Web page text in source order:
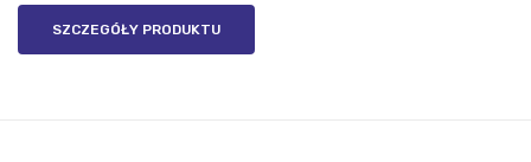
SZCZEGÓŁY PRODUKTU